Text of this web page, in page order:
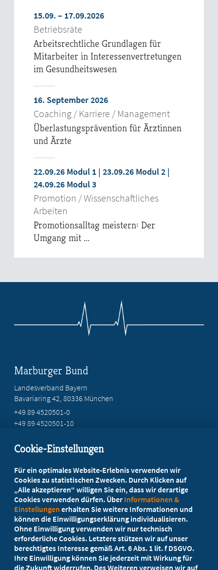
15.09. – 17.09.2026
Betriebsräte
Arbeitsrechtliche Grundlagen für
Mitarbeiter in Interessenvertretungen
im Gesundheitswesen
16. September 2026
Coaching / Karriere / Management
Überlastungsprävention für Ärztinnen
und Ärzte
22.09.26 Modul 1 | 23.09.26 Modul 2 |
24.09.26 Modul 3
Promotion / Wissenschaftliches
Arbeiten
Promotionsalltag meistern: Der
Umgang mit ...
Marburger Bund
Landesverband Bayern
Bavariaring 42, 80336 München
+49 89 4520501-0
+49 89 4520501-10
Ihr Landesverband berät Sie!
Ansprechpartner
Werden Sie jetzt Mitglied
5 Vorteile einer MB-Mitgliedschaft
Cookie-Einstellungen
Für ein optimales Website-Erlebnis verwenden wir
Cookies zu statistischen Zwecken. Durch Klicken auf
„Alle akzeptieren“ willigen Sie ein, dass wir derartige
Cookies verwenden dürfen. Über Informationen &
Einstellungen erhalten Sie weitere Informationen und
können die Einwilligungserklärung individualisieren.
Ohne Einwilligung verwenden wir nur technisch
erforderliche Cookies. Letztere stützen wir auf unser
berechtigtes Interesse gemäß Art. 6 Abs. 1 lit. f DSGVO.
Ihre Einwilligung können Sie jederzeit mit Wirkung für
die Zukunft widerrufen. Des Weiteren verweisen wir auf